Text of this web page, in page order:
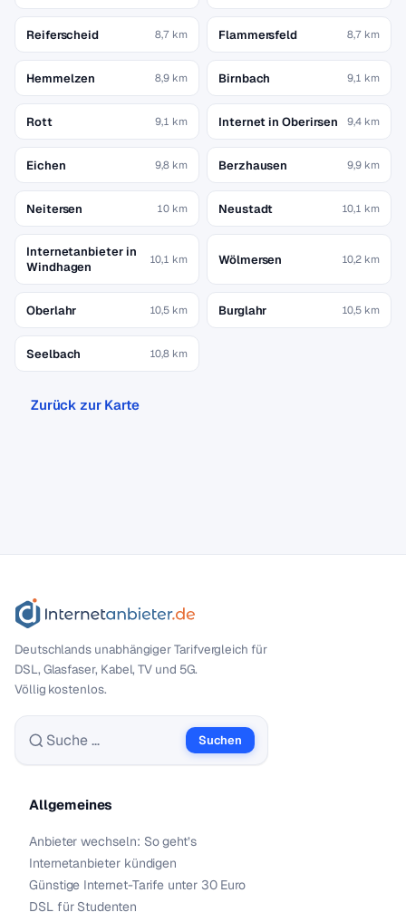
Reiferscheid 8,7 km Flammersfeld 8,7 km
Hemmelzen 8,9 km Birnbach 9,1 km
Rott 9,1 km Internet in Oberirsen 9,4 km
Eichen 9,8 km Berzhausen 9,9 km
Neitersen 10 km Neustadt 10,1 km
Internetanbieter in
Windhagen
10,1 km Wölmersen 10,2 km
Oberlahr 10,5 km Burglahr 10,5 km
Seelbach 10,8 km
Zurück zur Karte
Deutschlands unabhängiger Tarif­vergleich für
DSL, Glasfaser, Kabel, TV und 5G.
Völlig kostenlos.
Suche nach:
Suchen
Allgemeines
Anbieter wechseln: So geht’s
Internetanbieter kündigen
Günstige Internet-Tarife unter 30 Euro
DSL für Studenten